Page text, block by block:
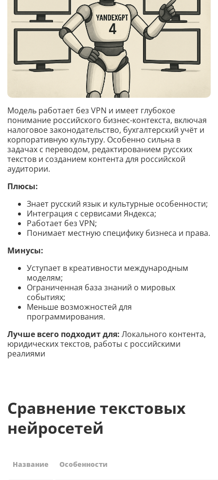
Модель работает без VPN и имеет глубокое
понимание российского бизнес-контекста, включая
налоговое законодательство, бухгалтерский учёт и
корпоративную культуру. Особенно сильна в
задачах с переводом, редактированием русских
текстов и созданием контента для российской
аудитории.
Плюсы:
Знает русский язык и культурные особенности;
Интеграция с сервисами Яндекса;
Работает без VPN;
Понимает местную специфику бизнеса и права.
Минусы:
Уступает в креативности международным
моделям;
Ограниченная база знаний о мировых
событиях;
Меньше возможностей для
программирования.
Лучше всего подходит для: Локального контента,
юридических текстов, работы с российскими
реалиями
Сравнение текстовых
нейросетей
Название Особенности